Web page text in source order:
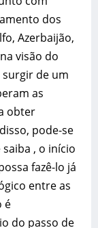
dos
Azerbaijão,
visão do
surgir de um
as
obter
pode-se
, o início
fazê-lo já
entre as
é
do passo de